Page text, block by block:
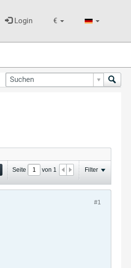
€
Login
Seite von 1 Filter
#1